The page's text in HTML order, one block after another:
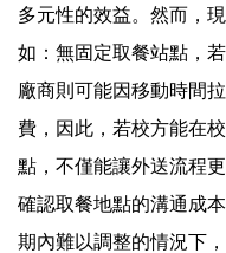
多元性的效益。然而，
如：無固定取餐站點，
廠商則可能因移動時間
費，因此，若校方能在
點，不僅能讓外送流程
確認取餐地點的溝通成
期內難以調整的情況下